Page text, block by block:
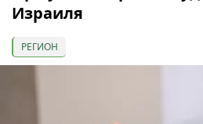
Израиля
РЕГИОН